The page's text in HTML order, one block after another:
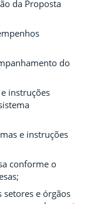
da Proposta
do
instruções
e instruções
conforme o
setores e órgãos